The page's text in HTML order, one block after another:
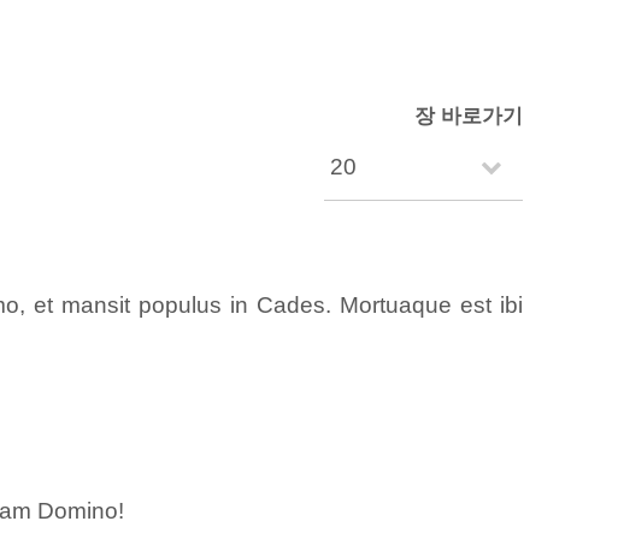
장 바로가기
et mansit populus in Cades. Mortuaque est ibi
Domino!